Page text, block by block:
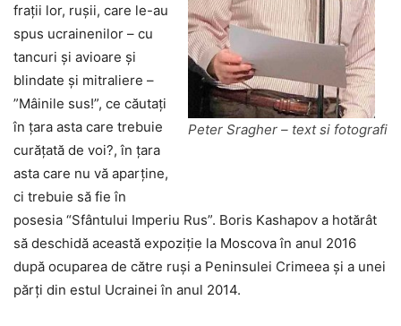
Peter Sragher – text si fotografi
frații lor, rușii, care le-au
spus ucrainenilor – cu
tancuri și avioare și
blindate și mitraliere –
”Mâinile sus!”, ce căutați
în țara asta care trebuie
curățată de voi?, în țara
asta care nu vă aparține,
ci trebuie să fie în
posesia “Sfântului Imperiu Rus”. Boris Kashapov a hotărât
să deschidă această expoziție la Moscova în anul 2016
după ocuparea de către ruși a Peninsulei Crimeea și a unei
părți din estul Ucrainei în anul 2014.